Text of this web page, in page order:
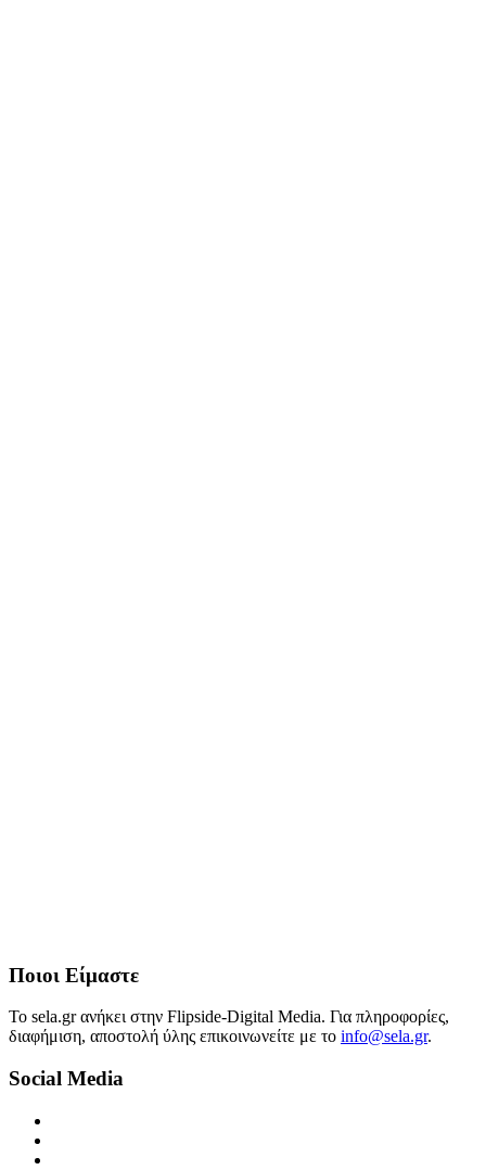
Ποιοι Είμαστε
Το sela.gr ανήκει στην Flipside-Digital Media. Για πληροφορίες,
διαφήμιση, αποστολή ύλης επικοινωνείτε με το info@sela.gr.
Social Media